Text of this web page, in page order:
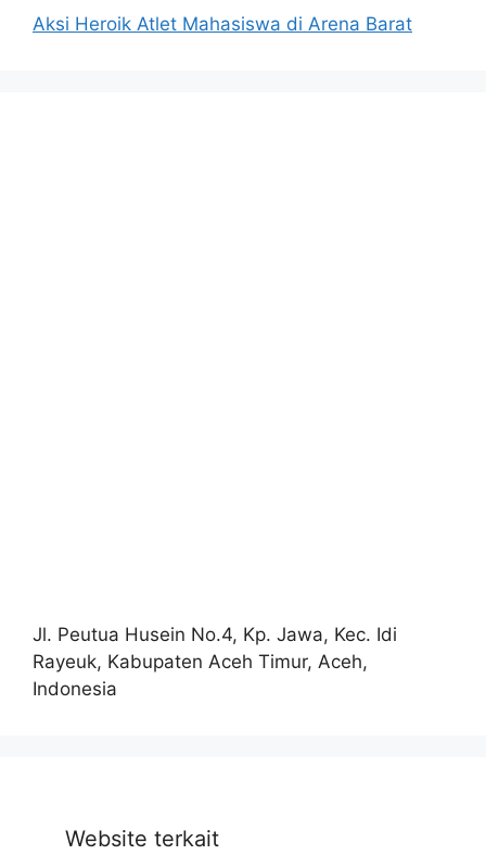
Aksi Heroik Atlet Mahasiswa di Arena Barat
Jl. Peutua Husein No.4, Kp. Jawa, Kec. Idi
Rayeuk, Kabupaten Aceh Timur, Aceh,
Indonesia
Website terkait